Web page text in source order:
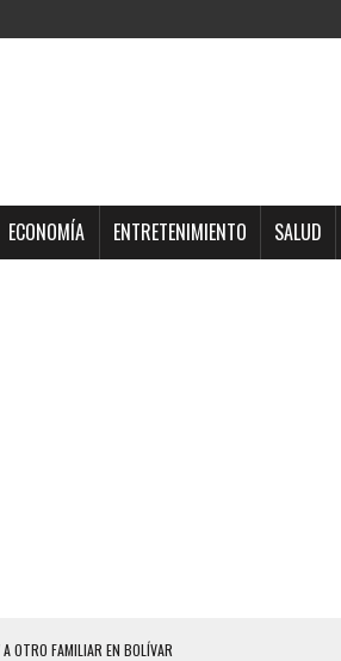
ECONOMÍA ENTRETENIMIENTO SALUD
OTRO FAMILIAR EN BOLÍVAR